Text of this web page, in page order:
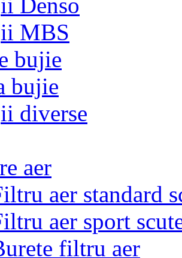
MBS
bujie
bujie
diverse
aer
aer standard
aer sport
filtru aer